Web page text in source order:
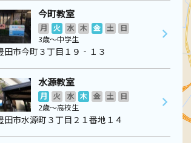
今町教室
月 火 水 木 金 土
日
3歳～中学生
田市今町３丁目１９‐１３
水源教室
月 火 水 木 金 土
日
2歳～高校生
田市水源町３丁目２１番地１４